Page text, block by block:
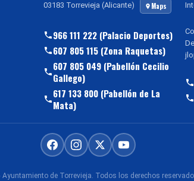
03183 Torrevieja (Alicante) Maps
966 111 222 (Palacio Deportes)
607 805 115 (Zona Raquetas)
607 805 049 (Pabellón Cecilio
Gallego)
617 133 800 (Pabellón de La
Mata)
de Torrevieja. Todos los derechos